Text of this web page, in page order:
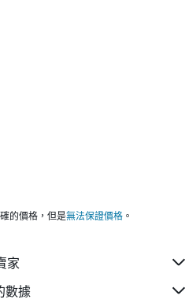
的價格，但是無法保證價格 。
家
數據